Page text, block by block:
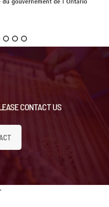
CONTACT US